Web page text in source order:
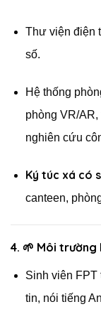
Thư viện điện
số.
Hệ thống
phòng VR/
nghiên cứu
Ký túc xá có
canteen,
4. 🌱 Môi trường
Sinh viên
tin, nói tiếng